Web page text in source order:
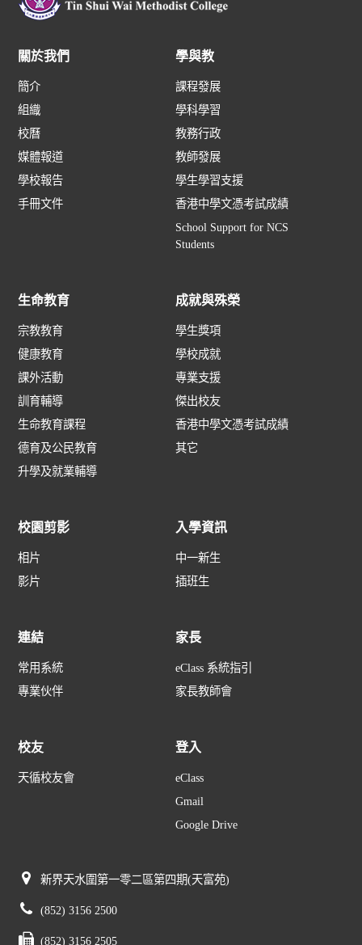
關於我們
簡介
組織
校曆
媒體報道
學校報告
手冊文件
學與教
課程發展
學科學習
教務行政
教師發展
學生學習支援
香港中學文憑考試成績
School Support for NCS
Students
生命教育
宗教教育
健康教育
課外活動
訓育輔導
生命教育課程
德育及公民教育
升學及就業輔導
成就與殊榮
學生獎項
學校成就
專業支援
傑出校友
香港中學文憑考試成績
其它
校園剪影
相片
影片
入學資訊
中一新生
插班生
連結
常用系統
專業伙伴
家長
eClass 系統指引
家長教師會
校友
天循校友會
登入
eClass
Gmail
Google Drive
新界天水圍第一零二區第四期(天富苑)
(852) 3156 2500
(852) 3156 2505